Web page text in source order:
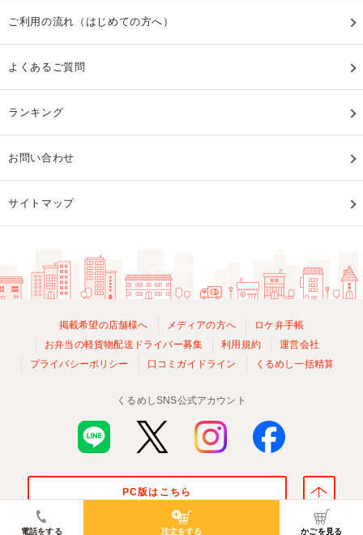
電話をする 注文をする かごを見る
ご利用の流れ（はじめての方へ）
よくあるご質問
ランキング
お問い合わせ
サイトマップ
掲載希望の店舗様へ メディアの方へ
ロケ弁手帳
お弁当の軽貨物配送ドライバー募集
利用規約
運営会社
プライバシーポリシー
口コミガイドライン くるめし一括精算
くるめしSNS公式アカウント
PC版はこちら
© Kurumeshi, Inc. All Rights Reserved.